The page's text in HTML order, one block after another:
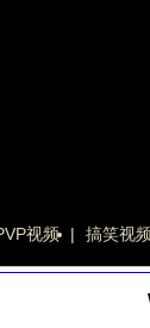
视频 | 搞笑视